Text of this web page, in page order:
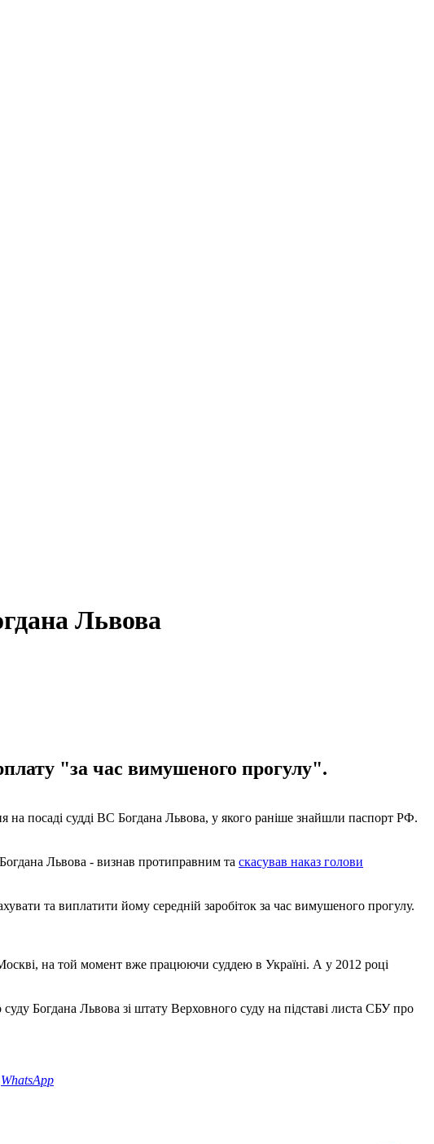
Львова
"за час вимушеного прогулу".
посаді судді ВС Богдана Львова, у якого раніше знайшли паспорт РФ.
Львова - визнав протиправним та скасував наказ голови
та виплатити йому середній заробіток за час вимушеного прогулу.
на той момент вже працюючи суддею в Україні. А у 2012 році
Богдана Львова зі штату Верховного суду на підставі листа СБУ про
WhatsApp